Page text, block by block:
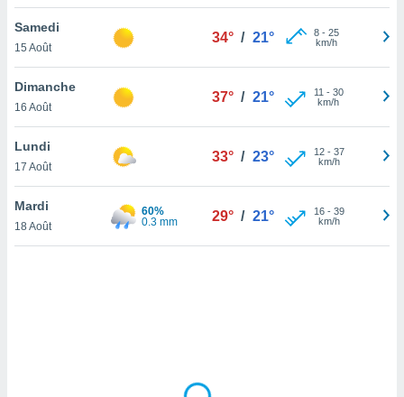
votre
à
en
le
Samedi
15 Août
34° / 21° 8- 25
km/h
Dimanche
16 Août
37° / 21° 11 - 30
km/h
Lundi
17 Août
33° / 23° 12- 37
km/h
Mardi
18 Août
60%
0.3 mm
29° / 21° 16- 39
km/h